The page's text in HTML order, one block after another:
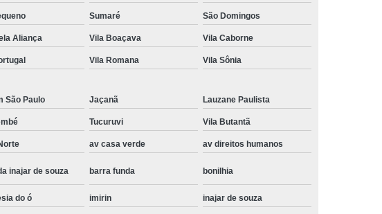
Roupa
Instalação de Maquina de Lavar Samsung
de Lavar Roupa
Instalação Maquina de Lavar Roupa
Samsung
Instalação Maquina Lavar e Seca
Roupa
Maquina de Lavar Roupa Instalação
Maquina de Lavar
Instalação de Lava e Seca
e Seca
Instalação Maquina Lava e Seca Samsung
Sumaré São Domingos
Aliança Vila Boaçava Vila Caborne
Vila Romana Vila Sônia
São Paulo Jaçanã Lauzane Paulista
Tucuruvi Vila Butantã
av casa verde av direitos humanos
inajar de souza barra funda bonilhia
do ó imirin inajar de souza